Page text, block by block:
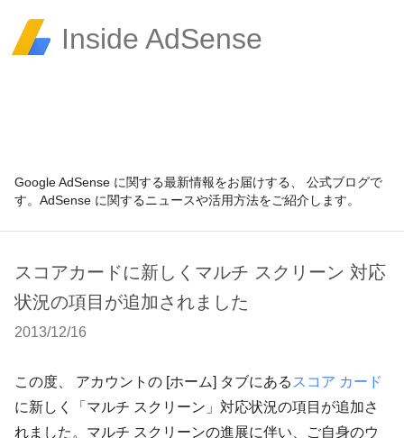
Inside AdSense
Google AdSense に関する最新情報をお届けする、 公式ブログで
す。AdSense に関するニュースや活用方法をご紹介します。
スコアカードに新しくマルチ スクリーン 対応
状況の項目が追加されました
2013/12/16
この度、 アカウントの [ホーム] タブにある スコア カード
に新しく「マルチ スクリーン」対応状況の項目が追加さ
れました。 マルチ スクリーンの進展に伴い、ご自身のウ